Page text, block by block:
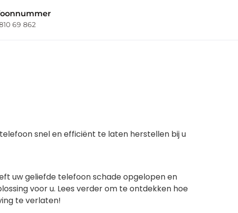
69 862
snel en efficiënt te laten herstellen bij u
uw geliefde telefoon schade opgelopen en
voor u. Lees verder om te ontdekken hoe
te verlaten!